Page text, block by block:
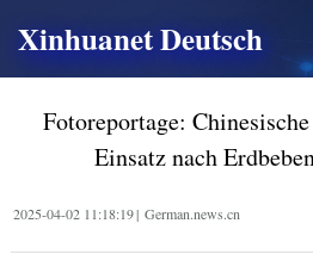
Xinhuanet Deutsch
Fotoreportage:
Einsatz nach
2025-04-02 11:18:19| German.news.cn